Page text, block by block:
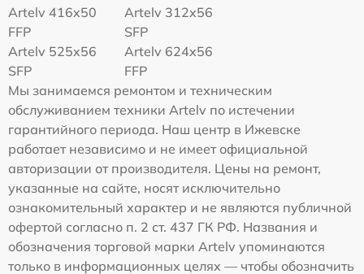
Artelv 416x50
FFP
Artelv 312x56
SFP
Artelv 525x56
SFP
Artelv 624x56
FFP
Мы занимаемся ремонтом и техническим
обслуживанием техники Artelv по истечении
гарантийного периода. Наш центр в Ижевске
работает независимо и не имеет официальной
авторизации от производителя. Цены на ремонт,
указанные на сайте, носят исключительно
ознакомительный характер и не являются публичной
офертой согласно п. 2 ст. 437 ГК РФ. Названия и
обозначения торговой марки Artelv упоминаются
только в информационных целях — чтобы обозначить